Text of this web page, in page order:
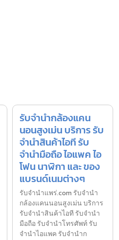
รับจำนำกล้องแคน
นอนสูงเม่น บริการ รับ
จำนำสินค้าไอที รับ
จำนำมือถือ ไอแพค ไอ
โฟน นาฬิกา และ ของ
แบรนด์เนมต่างๆ
รับจํานําแพร่.com รับจำนำ
กล้องแคนนอนสูงเม่น บริการ
รับจำนำสินค้าไอที รับจำนำ
มือถือ รับจำนำโทรศัพท์ รับ
จำนำไอแพค รับจำนำก